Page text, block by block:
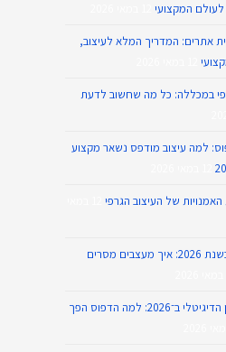
לעולם המקצועי
אתרים: המדריך המלא לעיצוב,
במכללה: כל מה שחשוב לדעת
למה עיצוב מודפס נשאר מקצוע
של העיצוב הגרפי
תקשורת חזותית מרחבית בשנת 2026: איך מעצבים מסרים
הביקוש לחומרי דפוס בעידן הדיגיטלי ב־2026: למה הדפוס הפך